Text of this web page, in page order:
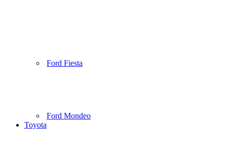
Ford Fiesta
Ford Mondeo
Toyota